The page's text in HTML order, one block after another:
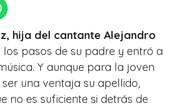
hija del cantante Alejandro
los pasos de su padre y entró a
Y aunque para la joven
una ventaja su apellido,
no es suficiente si detrás de